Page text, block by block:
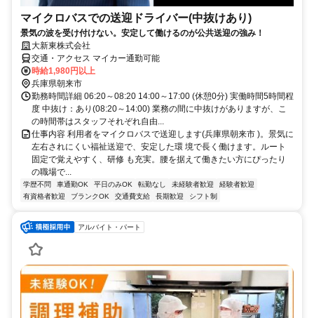
マイクロバスでの送迎ドライバー(中抜けあり)
景気の波を受け付けない。安定して働けるのが公共送迎の強み！
大新東株式会社
交通・アクセス マイカー通勤可能
時給1,980円以上
兵庫県朝来市
勤務時間詳細 06:20～08:20 14:00～17:00 (休憩0分) 実働時間5時間程
度 中抜け：あり(08:20～14:00) 業務の間に中抜けがありますが、こ
の時間帯はスタッフそれぞれ自由...
仕事内容 利用者をマイクロバスで送迎します(兵庫県朝来市 )。景気に
左右されにくい福祉送迎で、安定した環 境で長く働けます。ルート
固定で覚えやすく、研修 も充実。腰を据えて働きたい方にぴったり
の職場で...
学歴不問 車通勤OK 平日のみOK 転勤なし 未経験者歓迎
経験者歓迎
有資格者歓迎
ブランクOK 交通費支給 長期歓迎 シフト制
アルバイト・パート